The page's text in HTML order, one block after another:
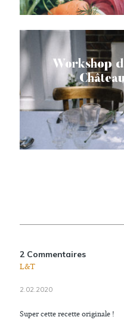
Workshop
2 Commentaires
L&T
2.02.2020
Super cette recette originale !